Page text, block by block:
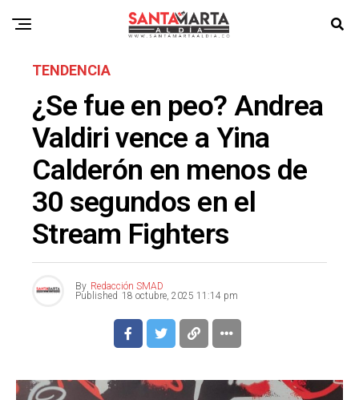
TENDENCIA
¿Se fue en peo? Andrea
Valdiri vence a Yina
Calderón en menos de
30 segundos en el
Stream Fighters
By Redacción SMAD
Published 18 octubre, 2025 11:14 pm